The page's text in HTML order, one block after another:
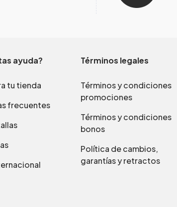
ayuda?
tu tienda
frecuentes
Términos legales
Términos y condiciones
promociones
Términos y condiciones
bonos
Política de cambios,
garantías y retractos